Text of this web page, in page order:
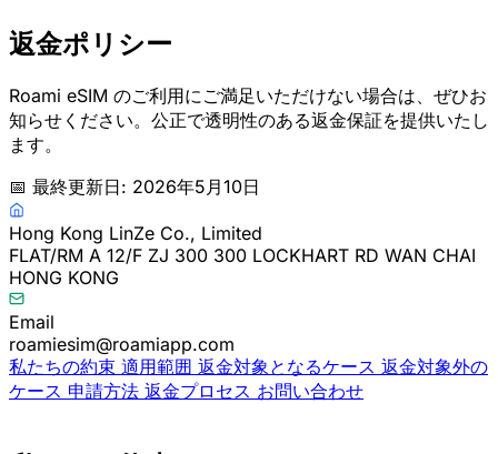
返金ポリシー
Roami eSIM のご利用にご満足いただけない場合は、ぜひお
知らせください。公正で透明性のある返金保証を提供いたし
ます。
📅 最終更新日: 2026年5月10日
Hong Kong LinZe Co., Limited
FLAT/RM A 12/F ZJ 300 300 LOCKHART RD WAN CHAI
HONG KONG
Email
roamiesim@roamiapp.com
私たちの約束 適用範囲 返金対象となるケース 返金対象外の
ケース 申請方法 返金プロセス お問い合わせ